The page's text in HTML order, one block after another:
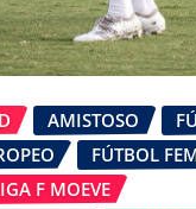
AMISTOSO
FÚTBOL
F MOEVE